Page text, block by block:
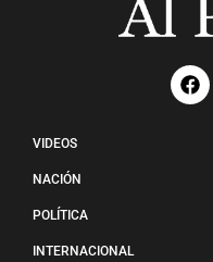
VIDEOS
NACIÓN
POLÍTICA
INTERNACIONAL